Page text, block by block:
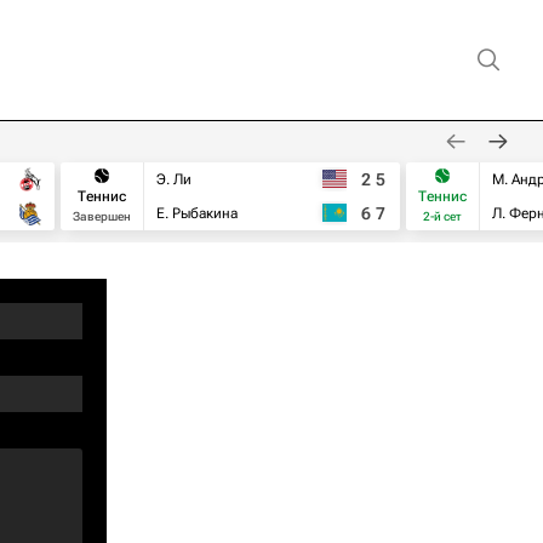
Теннис
Завершен
Э. Ли
Е. Рыбакина
2 5
6 7
Теннис
2-й сет
М.
Л.